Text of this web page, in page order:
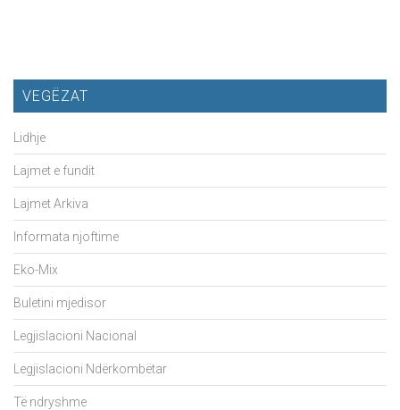
VEGËZAT
Lidhje
Lajmet e fundit
Lajmet Arkiva
Informata njoftime
Eko-Mix
Buletini mjedisor
Legjislacioni Nacional
Legjislacioni Ndërkombëtar
Të ndryshme